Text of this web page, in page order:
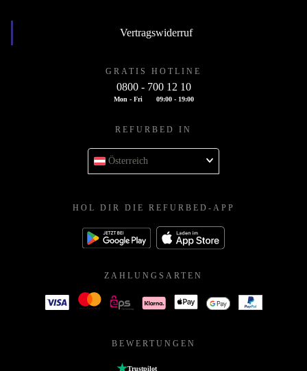
Vertragswiderruf
GRATIS HOTLINE
0800 - 700 12 10
Mon - Fri 09:00 - 19:00
REFURBED IN
Österreich
HOL DIR DIE REFURBED-APP
ZAHLUNGSARTEN
BEWERTUNGEN
Trustpilot